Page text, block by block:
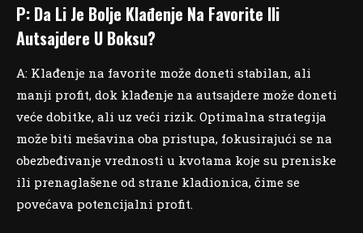
P: Da Li Je Bolje Klađenje Na Favorite Ili
Autsajdere U Boksu?
A: Klađenje na favorite može doneti stabilan, ali
manji profit, dok klađenje na autsajdere može doneti
veće dobitke, ali uz veći rizik. Optimalna strategija
može biti mešavina oba pristupa, fokusirajući se na
obezbeđivanje vrednosti u kvotama koje su preniske
ili prenaglašene od strane kladionica, čime se
povećava potencijalni profit.